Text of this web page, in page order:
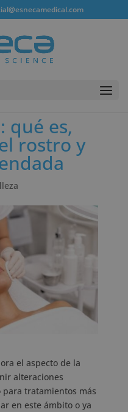
qué es,
rostro y
el aspecto de la
alteraciones
tratamientos más
en este ámbito o ya